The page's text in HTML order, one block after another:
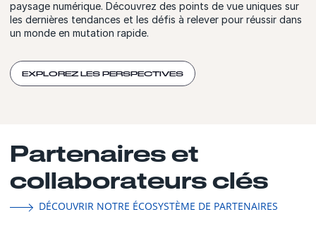
paysage numérique. Découvrez des points de vue uniques sur
les dernières tendances et les défis à relever pour réussir dans
un monde en mutation rapide.
EXPLOREZ LES PERSPECTIVES
Partenaires et
collaborateurs clés
DÉCOUVRIR NOTRE ÉCOSYSTÈME DE PARTENAIRES